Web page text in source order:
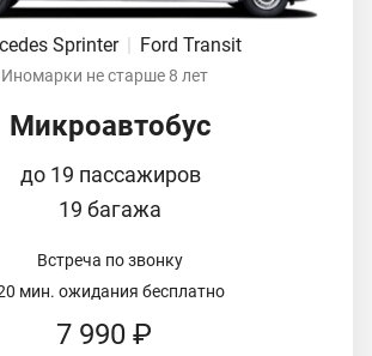
Sprinter | Ford Transit
Иномарки не старше 8 лет
Микроавтобус
до 19 пассажиров
19 багажа
Встреча по звонку
мин. ожидания бесплатно
7 990 ₽